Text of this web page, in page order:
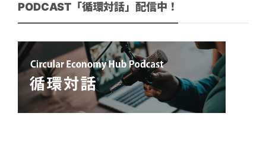
PODCAST「循環対話」配信中！